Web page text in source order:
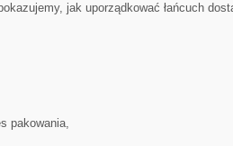
jak uporządkować łańcuch
pakowania,